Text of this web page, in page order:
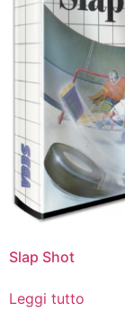
Slap Shot
Leggi tutto